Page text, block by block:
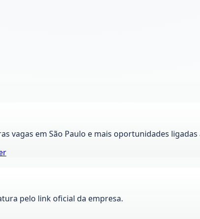
vagas em São Paulo e mais oportunidades ligadas
pelo link oficial da empresa.